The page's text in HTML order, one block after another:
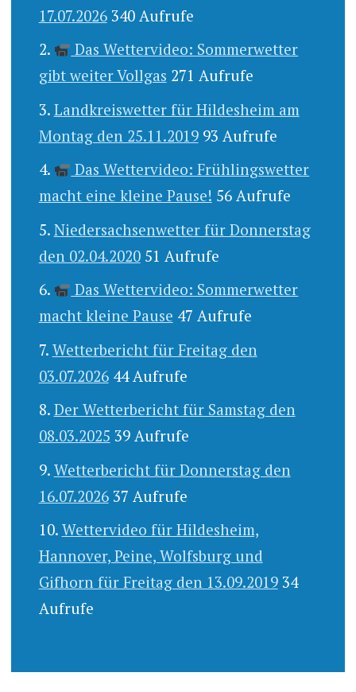
17.07.2026 340 Aufrufe
Das Wettervideo: Sommerwetter
gibt weiter Vollgas 271 Aufrufe
Landkreiswetter für Hildesheim am
Montag den 25.11.2019 93 Aufrufe
Das Wettervideo: Frühlingswetter
macht eine kleine Pause! 56 Aufrufe
Niedersachsenwetter für Donnerstag
den 02.04.2020 51 Aufrufe
Das Wettervideo: Sommerwetter
macht kleine Pause 47 Aufrufe
Wetterbericht für Freitag den
03.07.2026 44 Aufrufe
Der Wetterbericht für Samstag den
08.03.2025 39 Aufrufe
Wetterbericht für Donnerstag den
16.07.2026 37 Aufrufe
Wettervideo für Hildesheim,
Hannover, Peine, Wolfsburg und
Gifhorn für Freitag den 13.09.2019 34
Aufrufe